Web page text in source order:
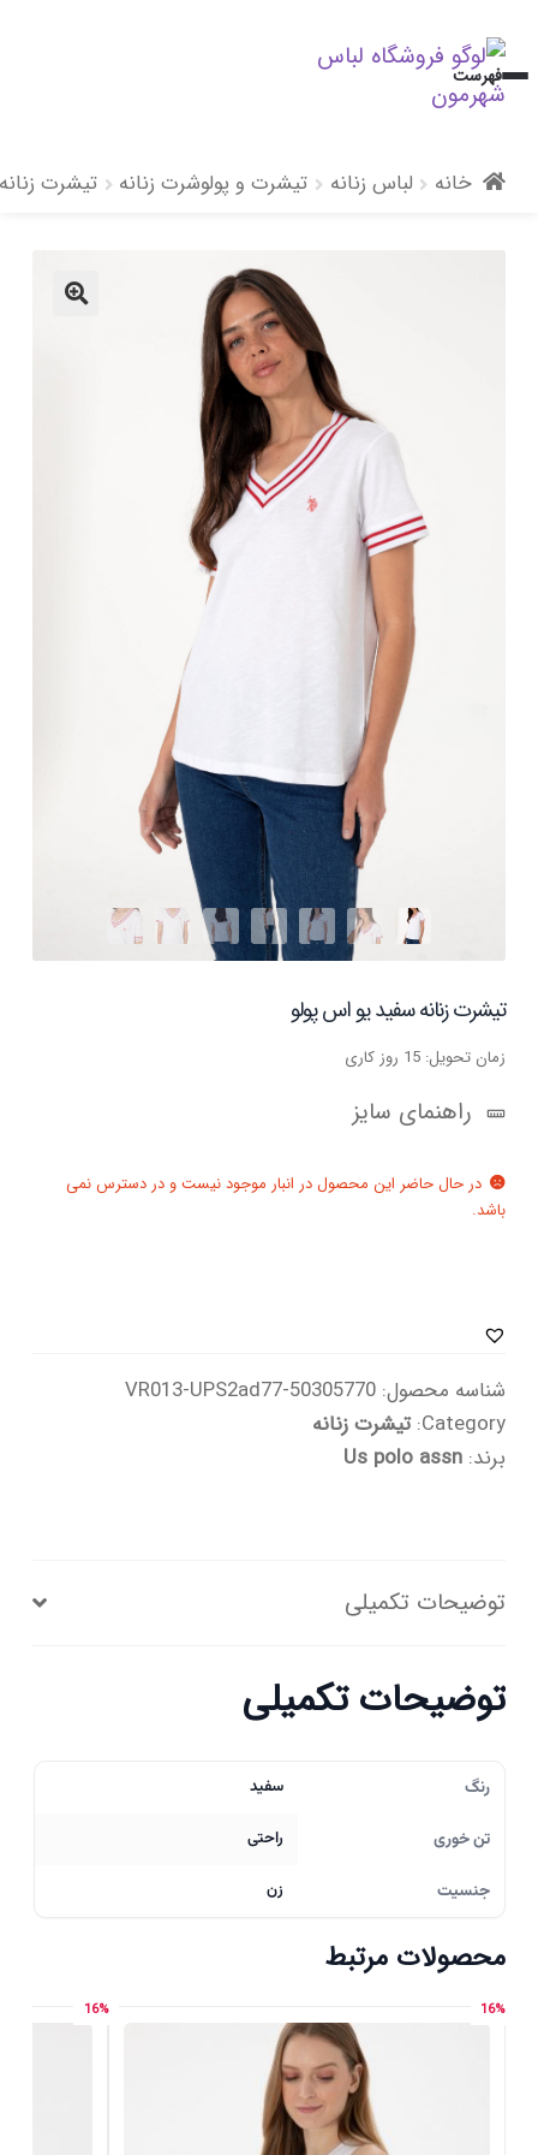
پرش
به
پرش
به
فهرست
خانه لباس زنانه تیشرت و پولوشرت زنانه تیشرت زنانه
تیشرت زنانه سفید یو اس پولو
زمان تحویل: 15 روز کاری
راهنمای سایز
در حال حاضر این محصول در انبار موجود نیست و در دسترس نمی
باشد.
شناسه محصول:50305770-VR013-UPS2ad77
Category: تیشرت زنانه
برند:Us polo assn
توضیحات تکمیلی
توضیحات تکمیلی
رنگ سفید
تن خوری راحتی
جنسیت زن
محصولات مرتبط
16%
16%